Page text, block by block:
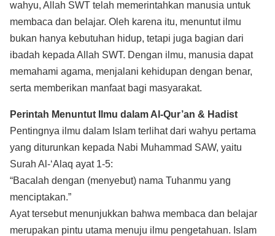
wahyu, Allah SWT telah memerintahkan manusia untuk
membaca dan belajar. Oleh karena itu, menuntut ilmu
bukan hanya kebutuhan hidup, tetapi juga bagian dari
ibadah kepada Allah SWT. Dengan ilmu, manusia dapat
memahami agama, menjalani kehidupan dengan benar,
serta memberikan manfaat bagi masyarakat.
Perintah Menuntut Ilmu dalam Al-Qur’an & Hadist
Pentingnya ilmu dalam Islam terlihat dari wahyu pertama
yang diturunkan kepada Nabi Muhammad SAW, yaitu
Surah Al-‘Alaq ayat 1-5:
“Bacalah dengan (menyebut) nama Tuhanmu yang
menciptakan.”
Ayat tersebut menunjukkan bahwa membaca dan belajar
merupakan pintu utama menuju ilmu pengetahuan. Islam